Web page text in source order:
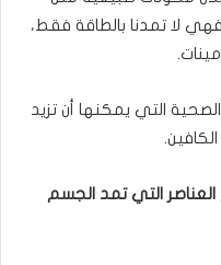
لا تمدنا بالطاقة فقط،
التي يمكنها أن تزيد
التي تمد الجسم